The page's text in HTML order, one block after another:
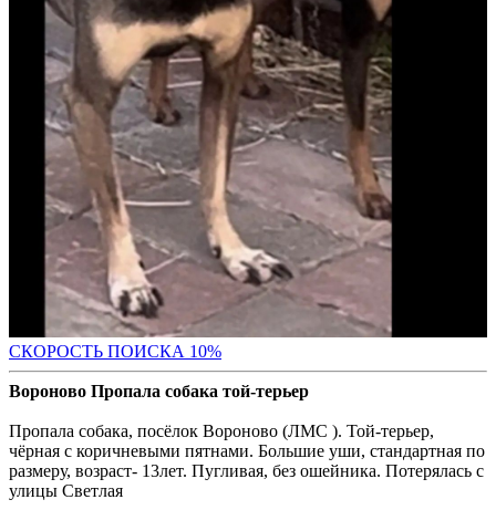
СКОРОСТЬ ПОИСКА 10%
Вороново Пропала собака той-терьер
Пропала собака, посёлок Вороново (ЛМС ). Той-терьер,
чёрная с коричневыми пятнами. Большие уши, стандартная по
размеру, возраст- 13лет. Пугливая, без ошейника. Потерялась с
улицы Светлая